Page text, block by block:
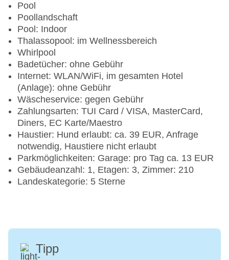
Pool
Poollandschaft
Pool: Indoor
Thalassopool: im Wellnessbereich
Whirlpool
Badetücher: ohne Gebühr
Internet: WLAN/WiFi, im gesamten Hotel
(Anlage): ohne Gebühr
Wäscheservice: gegen Gebühr
Zahlungsarten: TUI Card / VISA, MasterCard,
Diners, EC Karte/Maestro
Haustier: Hund erlaubt: ca. 39 EUR, Anfrage
notwendig, Haustiere nicht erlaubt
Parkmöglichkeiten: Garage: pro Tag ca. 13 EUR
Gebäudeanzahl: 1, Etagen: 3, Zimmer: 210
Landeskategorie: 5 Sterne
Tipp